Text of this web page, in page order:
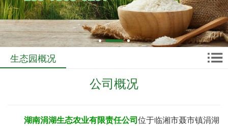
生态园概况
公司概况
湖南涓湖生态农业有限责任公司位于临湘市聂市镇涓湖